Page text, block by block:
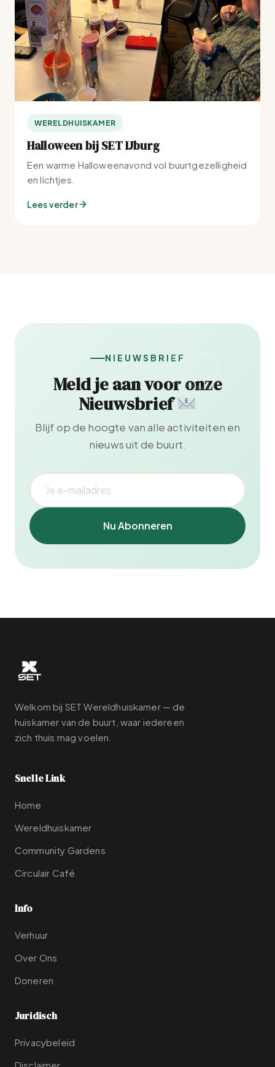
WERELDHUISKAMER
Halloween bij SET IJburg
Een warme Halloweenavond vol buurtgezelligheid
en lichtjes.
Lees verder
NIEUWSBRIEF
Meld je aan voor onze
Nieuwsbrief
Blijf op de hoogte van alle activiteiten en
nieuws uit de buurt.
Nu Abonneren
Welkom bij SET Wereldhuiskamer — de
huiskamer van de buurt, waar iedereen
zich thuis mag voelen.
Snelle Link
Home
Wereldhuiskamer
Community Gardens
Circulair Café
Info
Verhuur
Over Ons
Doneren
Juridisch
Privacybeleid